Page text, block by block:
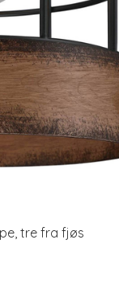
tre fra fjøs